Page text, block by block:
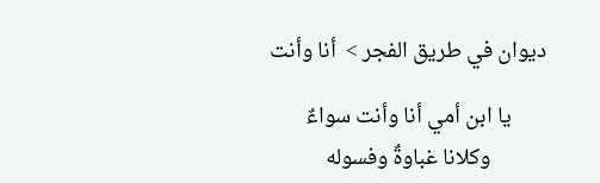
ديوان في طريق الفجر > أنا وأنت
يا ابن أمي أنا وأنت سواءٌ
وكلانا غباوةٌ وفسوله